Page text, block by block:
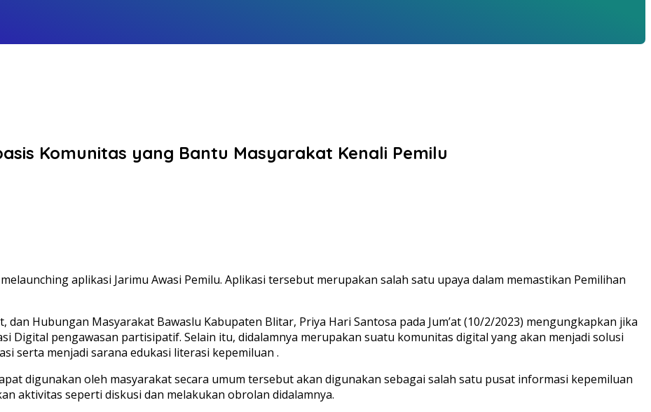
Komunitas yang Bantu Masyarakat Kenali Pemilu
aplikasi Jarimu Awasi Pemilu. Aplikasi tersebut merupakan salah satu upaya dalam memastikan Pemilihan
Hubungan Masyarakat Bawaslu Kabupaten Blitar, Priya Hari Santosa pada Jum’at (10/2/2023) mengungkapkan jika
Digital pengawasan partisipatif. Selain itu, didalamnya merupakan suatu komunitas digital yang akan menjadi solusi
serta menjadi sarana edukasi literasi kepemiluan .
digunakan oleh masyarakat secara umum tersebut akan digunakan sebagai salah satu pusat informasi kepemiluan
aktivitas seperti diskusi dan melakukan obrolan didalamnya.